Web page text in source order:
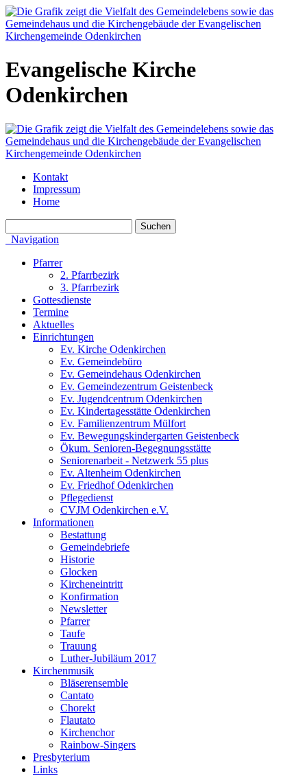
Evangelische Kirche
Odenkirchen
Kontakt
Impressum
Home
Navigation
Pfarrer
2. Pfarrbezirk
3. Pfarrbezirk
Gottesdienste
Termine
Aktuelles
Einrichtungen
Ev. Kirche Odenkirchen
Ev. Gemeindebüro
Ev. Gemeindehaus Odenkirchen
Ev. Gemeindezentrum Geistenbeck
Ev. Jugendcentrum Odenkirchen
Ev. Kindertagesstätte Odenkirchen
Ev. Familienzentrum Mülfort
Ev. Bewegungskindergarten Geistenbeck
Ökum. Senioren-Begegnungsstätte
Seniorenarbeit - Netzwerk 55 plus
Ev. Altenheim Odenkirchen
Ev. Friedhof Odenkirchen
Pflegedienst
CVJM Odenkirchen e.V.
Informationen
Bestattung
Gemeindebriefe
Historie
Glocken
Kircheneintritt
Konfirmation
Newsletter
Pfarrer
Taufe
Trauung
Luther-Jubiläum 2017
Kirchenmusik
Bläserensemble
Cantato
Chorekt
Flautato
Kirchenchor
Rainbow-Singers
Presbyterium
Links